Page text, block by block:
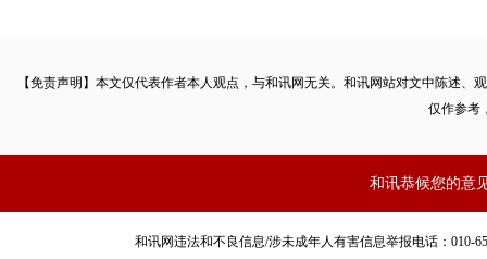
【免责声明】本文仅代表作者本人观点，与和讯网无关。和讯网站对文中陈述
仅作参考
和讯恭候您的意
和讯网违法和不良信息/涉未成年人有害信息举报电话：010-